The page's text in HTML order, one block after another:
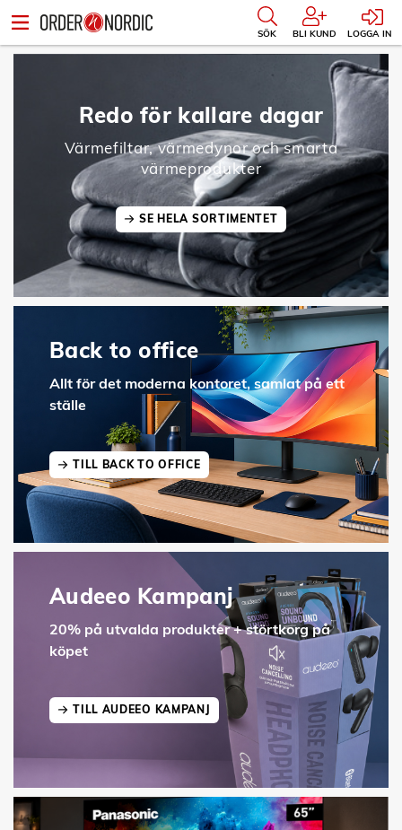
SÖK BLI KUND LOGGA IN
Redo för kallare dagar
Värmefiltar, värmedynor och smarta
värmeprodukter
SE HELA SORTIMENTET
Back to office
Allt för det moderna kontoret, samlat på ett
ställe
TILL BACK TO OFFICE
Audeeo Kampanj
20% på utvalda produkter + störtkorg på
köpet
TILL AUDEEO KAMPANJ